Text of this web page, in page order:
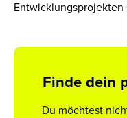
Entwicklungsprojekten
Finde dein
Du möchtest